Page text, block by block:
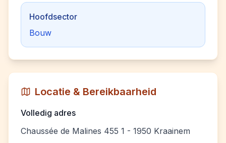
Hoofdsector
Bouw
Locatie & Bereikbaarheid
Volledig adres
Chaussée de Malines 455 1 - 1950 Kraainem